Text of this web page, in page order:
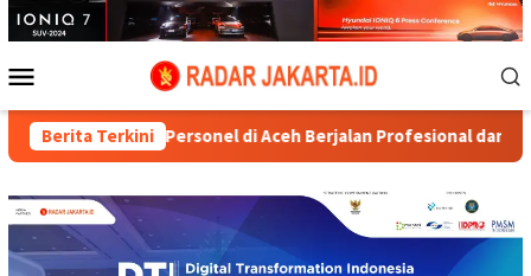
Loncat
ke
Mobile
Berita Terkini
Personel di Aceh Berjalan Profesional dan Transparan